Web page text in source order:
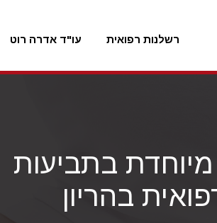
רשלנות רפואית עו"ד אדרה רוט
בתביעות
בהריון